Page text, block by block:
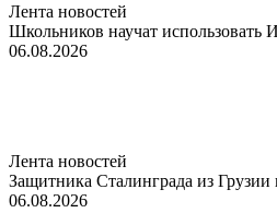
Лента новостей
Школьников научат использовать
06.08.2026
Лента новостей
Защитника Сталинграда из Грузии
06.08.2026